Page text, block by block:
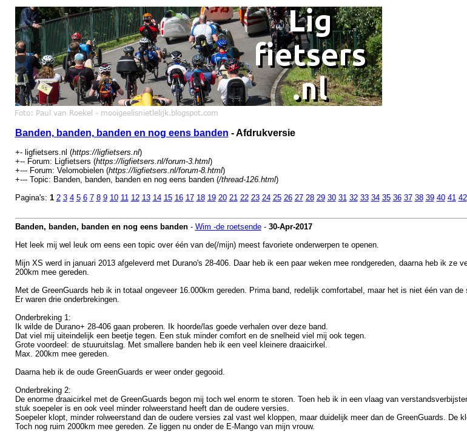
Banden, banden, banden en nog eens banden - Afdrukversie
+- ligfietsers.nl (https://ligfietsers.nl)
+-- Forum: Ligfietsers (https://ligfietsers.nl/forum-3.html)
+--- Forum: Velomobielen (https://ligfietsers.nl/forum-8.html)
+--- Topic: Banden, banden, banden en nog eens banden (/thread-126.html)
Pagina's: 1 2 3 4 5 6 7 8 9 10 11 12 13 14 15 16 17 18 19 20 21 22 23 24 25 26 27 28 29 30 31 32 33 34 35 36 37 38 39 40 41 42
Banden, banden, banden en nog eens banden- Wim -de roetsende- 30-Apr-2017
Het leek mij wel leuk om eens een topic over één van de(/mijn) meest favoriete onderwerpen te openen.
Mijn XS werd in januari 2013 afgeleverd met Durano's 28-406. Daar heb ik een paar weken mee rondgereden, daarna heb ik
200km mee gereden.
Met de GreenGuards heb ik in totaal ongeveer 16.000km gereden. Prima band, redelijk comfortabel, maar het is niet één van de
Er waren drie onderbrekingen.
Onderbreking 1:
Ik wilde de Durano+ 28-406 gaan proberen. Ik hoorde/las goede verhalen over deze band.
Dat viel mij uiteindelijk een beetje tegen. Een stuk minder comfort en de snelheid viel mij ook tegen.
Grote voordeel: de stuuruitslag. Met smallere banden heb ik een veel kleinere draaicirkel.
Max. 200km mee gereden.
Daarna heb ik de oude GreenGuards er weer onder gegooid.
Onderbreking 2:
De enorme draaicirkel met de GreenGuards begon mij toch wel enorm te storen. Toen heb ik in een vlaag van
stuk soepeler is en ook veel minder rolweerstand heeft dan de oudere versies.
Soepeler klopt, minder rolweerstand dan de oudere versies zal vast wel kloppen, maar duidelijk meer dan de GreenGuards. De
Toch nog ruim 2000km mee gereden. Ze liggen nu onder de E-Mango van mijn vrouw.